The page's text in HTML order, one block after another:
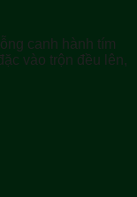
canh hành tím
vào trộn đều lên,